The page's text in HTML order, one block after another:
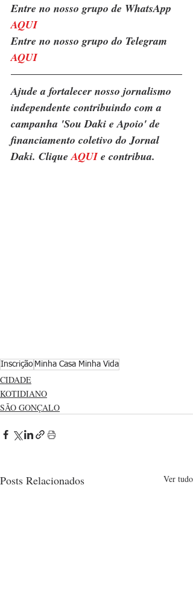
Entre no nosso grupo de WhatsApp
AQUI
Entre no nosso grupo do Telegram
AQUI
Ajude a fortalecer nosso jornalismo
independente contribuindo com a
campanha 'Sou Daki e Apoio' de
financiamento coletivo do Jornal
Daki. Clique AQUI e contribua.
Inscrição Minha Casa Minha Vida
CIDADE
KOTIDIANO
SÃO GONÇALO
Posts Relacionados Ver tudo